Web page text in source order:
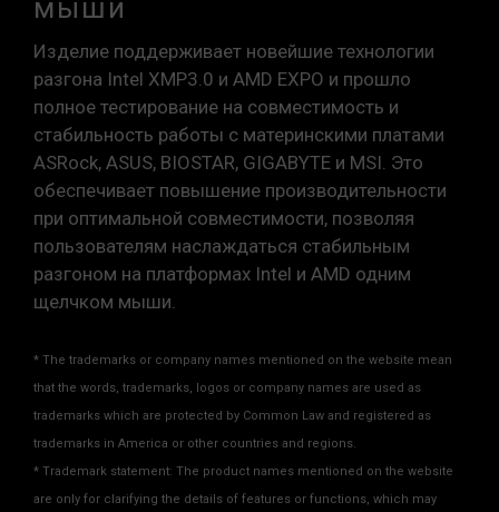
заявленной частоты разгона.
Модули памяти TEAMGROUP тестируются в
условиях нормального напряжения. При
возникновении проблем, связанных с
неисправностями процессора или
материнской платы, обратитесь в
соответствующую службу послепродажного
обслуживания производителя процессора
или материнской платы.
мыши
Изделие поддерживает новейшие технологии
разгона Intel XMP3.0 и AMD EXPO и прошло
полное тестирование на совместимость и
стабильность работы с материнскими платами
ASRock, ASUS, BIOSTAR, GIGABYTE и MSI. Это
обеспечивает повышение производительности
при оптимальной совместимости, позволяя
пользователям наслаждаться стабильным
разгоном на платформах Intel и AMD одним
щелчком мыши.
* The trademarks or company names mentioned on the website mean
that the words, trademarks, logos or company names are used as
trademarks which are protected by Common Law and registered as
trademarks in America or other countries and regions.
* Trademark statement: The product names mentioned on the website
are only for clarifying the details of features or functions, which may